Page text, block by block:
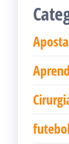
futebol